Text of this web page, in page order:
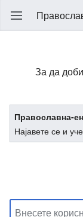
За да
Православна-
Најавете се и